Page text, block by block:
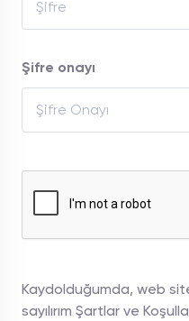
Şifre onayı
Kaydolduğumda, web
sayılırım Şartlar ve